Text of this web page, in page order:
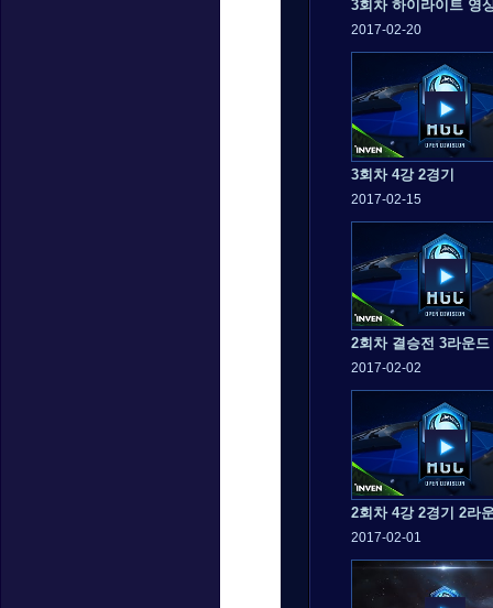
3회차 하이라이트 영
2017-02-20
3회차 4강 2경기
2017-02-15
2회차 결승전 3라운드
2017-02-02
2회차 4강 2경기 2라
2017-02-01